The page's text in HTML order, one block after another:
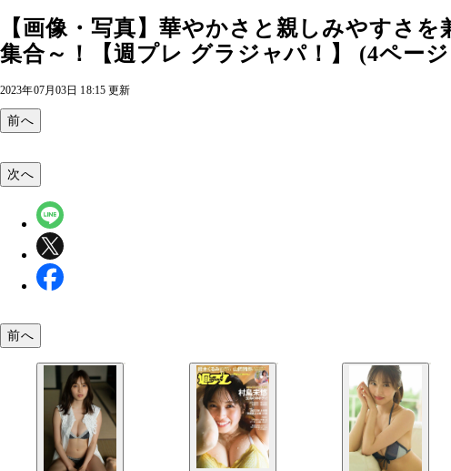
【画像・写真】華やかさと親しみやすさ
集合～！【週プレ グラジャパ！】 (4ペー
2023年07月03日 18:15 更新
前へ
次へ
前へ